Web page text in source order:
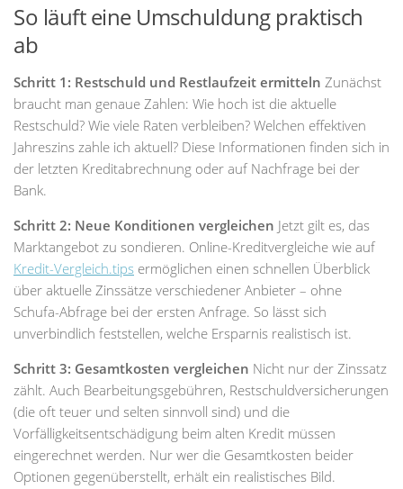
So läuft eine Umschuldung praktisch
ab
Schritt 1: Restschuld und Restlaufzeit ermitteln Zunächst
braucht man genaue Zahlen: Wie hoch ist die aktuelle
Restschuld? Wie viele Raten verbleiben? Welchen effektiven
Jahreszins zahle ich aktuell? Diese Informationen finden sich in
der letzten Kreditabrechnung oder auf Nachfrage bei der
Bank.
Schritt 2: Neue Konditionen vergleichen Jetzt gilt es, das
Marktangebot zu sondieren. Online-Kreditvergleiche wie auf
Kredit-Vergleich.tips ermöglichen einen schnellen Überblick
über aktuelle Zinssätze verschiedener Anbieter – ohne
Schufa-Abfrage bei der ersten Anfrage. So lässt sich
unverbindlich feststellen, welche Ersparnis realistisch ist.
Schritt 3: Gesamtkosten vergleichen Nicht nur der Zinssatz
zählt. Auch Bearbeitungsgebühren, Restschuldversicherungen
(die oft teuer und selten sinnvoll sind) und die
Vorfälligkeitsentschädigung beim alten Kredit müssen
eingerechnet werden. Nur wer die Gesamtkosten beider
Optionen gegenüberstellt, erhält ein realistisches Bild.